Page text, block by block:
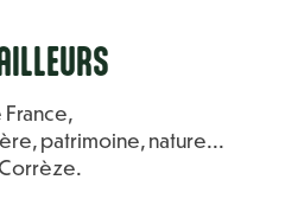
EURS
France,
patrimoine, nature...